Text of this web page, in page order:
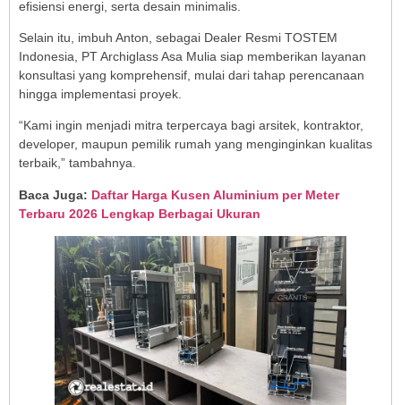
efisiensi energi, serta desain minimalis.
Selain itu, imbuh Anton, sebagai Dealer Resmi TOSTEM
Indonesia, PT Archiglass Asa Mulia siap memberikan layanan
konsultasi yang komprehensif, mulai dari tahap perencanaan
hingga implementasi proyek.
“Kami ingin menjadi mitra terpercaya bagi arsitek, kontraktor,
developer, maupun pemilik rumah yang menginginkan kualitas
terbaik,” tambahnya.
Baca Juga: Daftar Harga Kusen Aluminium per Meter
Terbaru 2026 Lengkap Berbagai Ukuran